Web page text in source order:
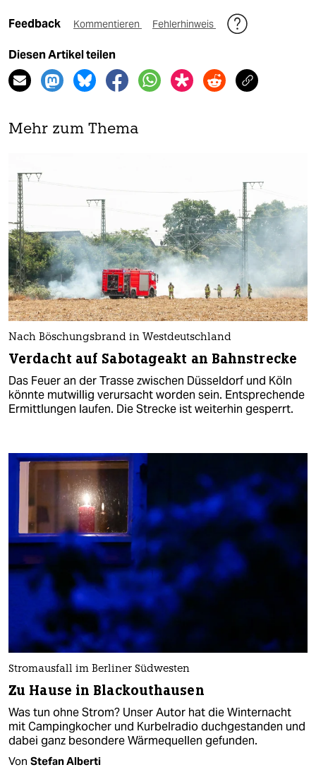
Feedback Kommentieren Fehlerhinweis
Diesen Artikel teilen
Mehr zum Thema
Nach Böschungsbrand in Westdeutschland
Verdacht auf Sabotageakt an Bahnstrecke
Das Feuer an der Trasse zwischen Düsseldorf und Köln
könnte mutwillig verursacht worden sein. Entsprechende
Ermittlungen laufen. Die Strecke ist weiterhin gesperrt.
Stromausfall im Berliner Südwesten
Zu Hause in Blackouthausen
Was tun ohne Strom? Unser Autor hat die Winternacht
mit Campingkocher und Kurbelradio duchgestanden und
dabei ganz besondere Wärmequellen gefunden.
Von Stefan Alberti